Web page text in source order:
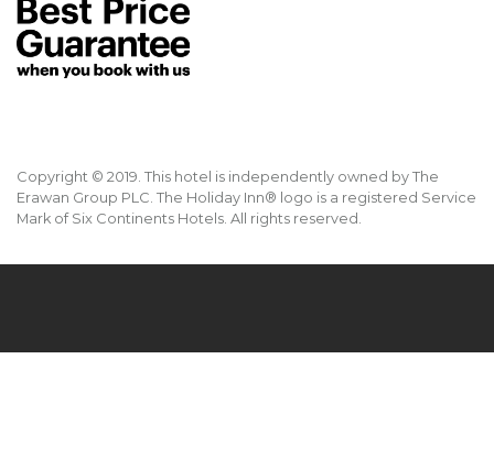
Copyright © 2019. This hotel is independently owned by The
Erawan Group PLC. The Holiday Inn® logo is a registered Service
Mark of Six Continents Hotels. All rights reserved.